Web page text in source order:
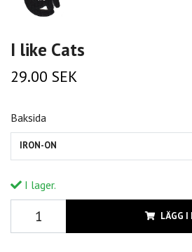
I like Cats
29.00 SEK
Baksida
IRON-ON
I lager.
LÄGG I